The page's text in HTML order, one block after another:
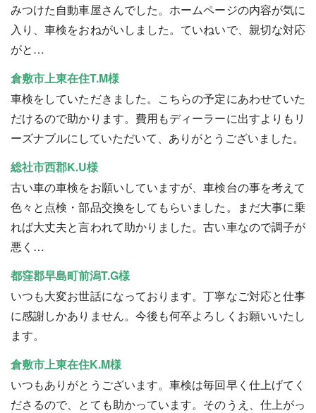
みつけた自動車屋さんでした。ホームページの内容が気に
入り、車検をおねがいしました。ていねいで、親切な対応
がと…
倉敷市上東在住T.M様
車検をしていただきました。こちらの予定にあわせていた
だけるので助かります。費用もディーラーに出すよりもリ
ーズナブルにしていただいて、ありがとうございました。
総社市西郡K.U様
古い車の車検をお願いしていますが、車検台の事を考えて
色々と点検・部品交換をしてもらいました。まだ大事に乗
れば大丈夫と言われて助かりました。古い車なので調子が
悪く…
都窪郡早島町前潟T.G様
いつも大変お世話になっております。丁寧なご対応と仕事
に感謝しかありません。今後も何卒よろしくお願いいたし
ます。
倉敷市上東在住K.M様
いつもありがとうございます。車検は毎回早く仕上げてく
ださるので、とても助かっています。そのうえ、仕上がっ